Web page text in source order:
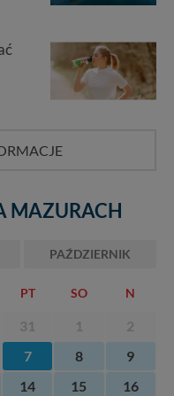
MAZURACH
PAŹDZIERNIK
PT SO N
31 1
2
7 8
9
14 15
16
Twoich
Ci skasowanie
nie możemy tego